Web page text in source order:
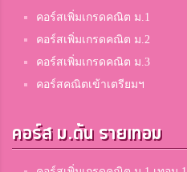
คอร์สเพิ่มเกรดคณิต ม.1
คอร์สเพิ่มเกรดคณิต ม.2
คอร์สเพิ่มเกรดคณิต ม.3
คอร์สคณิตเข้าเตรียมฯ
คอร์ส ม.ต้น รายเทอม